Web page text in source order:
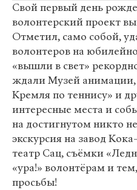
Свой первый день
волонтерский проект
Отметил, само собой,
волонтеров на
«вышли в свет»
ждали Музей анимации,
Кремля по теннису» и
интересные места и
на достигнутом никто
экскурсия на завод
театр Сац, съёмки
«ура!» волонтёрам и
просьбы!